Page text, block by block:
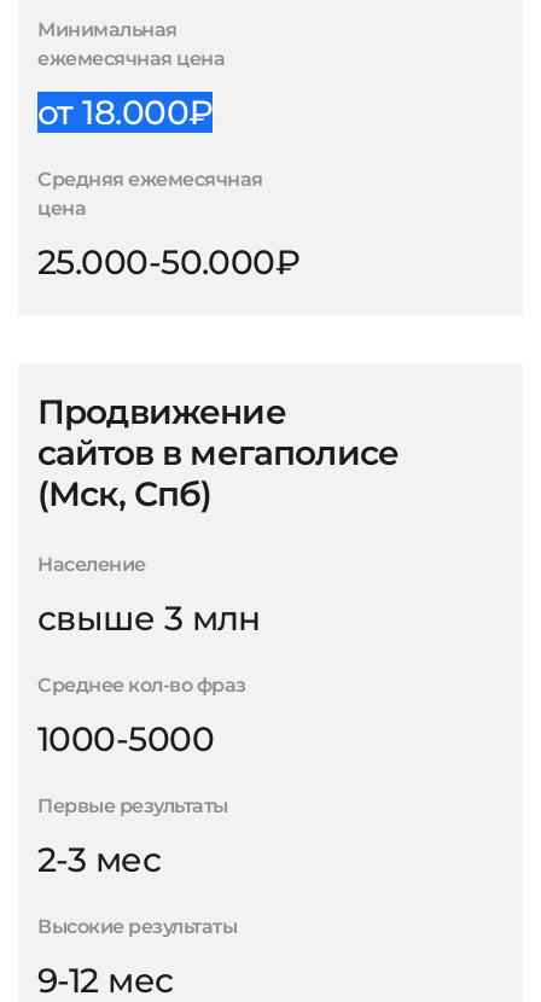
Минимальная
ежемесячная цена
от 18.000₽
Средняя ежемесячная
цена
25.000-50.000₽
Продвижение
сайтов в мегаполисе
(Мск, Спб)
Население
свыше 3 млн
Среднее кол-во фраз
1000-5000
Первые результаты
2-3 мес
Высокие результаты
9-12 мес